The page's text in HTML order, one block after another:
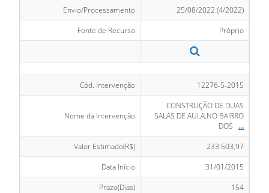
Envio/Processamento
25/08/2022 (4/2022)
Fonte de Recurso
Próprio
Cód. Intervenção 12276-5-2015
Nome da Intervenção
CONSTRUÇÃO DE DUAS
SALAS DE AULA,NO BAIRRO
DOS
...
Valor Estimado(R$)
233.503,97
Data Início
31/01/2015
Prazo(Dias)
154